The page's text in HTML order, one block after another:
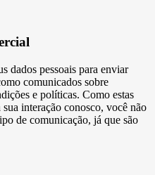
dados pessoais para enviar
comunicados sobre
e políticas. Como estas
interação conosco, você não
de comunicação, já que são